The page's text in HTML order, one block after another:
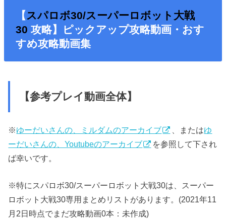
【 スパロボ30/スーパーロボット大戦
30 攻略】ピックアップ攻略動画・おす
すめ攻略動画集
【参考プレイ動画全体】
※ゆーだいさんの、ミルダムのアーカイブ 、またはゆ
ーだいさんの、Youtubeのアーカイブ
を参照して下され
ば幸いです。
※特にスパロボ30/スーパーロボット大戦30は、スーパー
ロボット大戦30専用まとめリストがあります。(2021年11
月2日時点でまだ攻略動画0本：未作成)